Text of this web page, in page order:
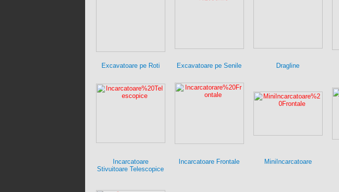
Excavatoare pe Roti Excavatoare pe Senile Dragline
Incarcatoare
Stivuitoare Telescopice
Incarcatoare Frontale MiniIncarcatoare